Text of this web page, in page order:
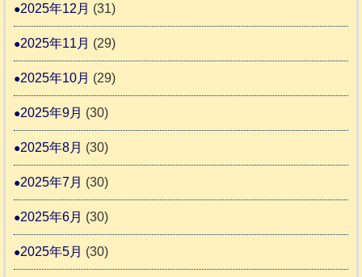
2025年12月 (31)
2025年11月 (29)
2025年10月 (29)
2025年9月 (30)
2025年8月 (30)
2025年7月 (30)
2025年6月 (30)
2025年5月 (30)